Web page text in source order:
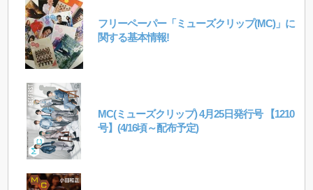
フリーペーパー「ミューズクリップ(MC)」に
関する基本情報!
MC(ミューズクリップ) 4月25日発行号 【1210
号】(4/16頃～配布予定)